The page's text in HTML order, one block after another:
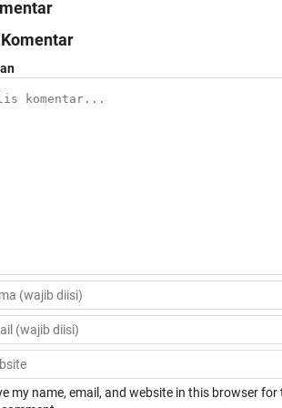
my name, email, and website in this browser for